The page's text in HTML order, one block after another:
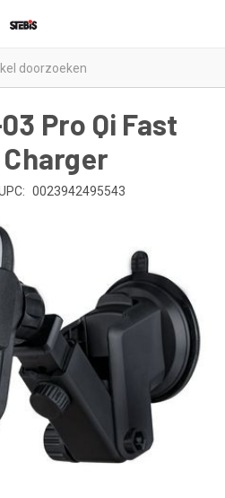
Pro Qi Fast
0023942495543